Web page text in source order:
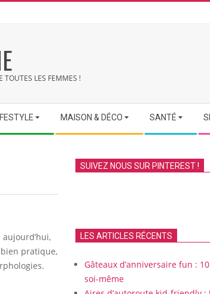
TOUTES LES FEMMES !
MAISON & DÉCO SANTÉ
pratique,
SUIVEZ NOUS SUR PINTEREST !
LES ARTICLES RÉCENTS
Gâteaux d’anniversaire fun :
soi-même